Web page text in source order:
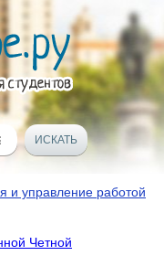
и управление работой
Четной